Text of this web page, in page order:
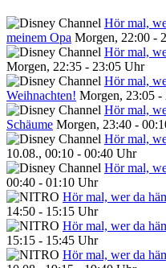
Hör mal,
meinem Opa Morgen, 22:00 -
Hör mal,
Morgen, 22:35 - 23:05 Uhr
Hör mal,
Weihnachten! Morgen, 23:05 -
Hör mal,
Schäume Morgen, 23:40 -
Hör mal,
10.08., 00:10 - 00:40 Uhr
Hör mal,
00:40 - 01:10 Uhr
Hör mal, wer da
14:50 - 15:15 Uhr
Hör mal, wer da
15:15 - 15:45 Uhr
Hör mal, wer da